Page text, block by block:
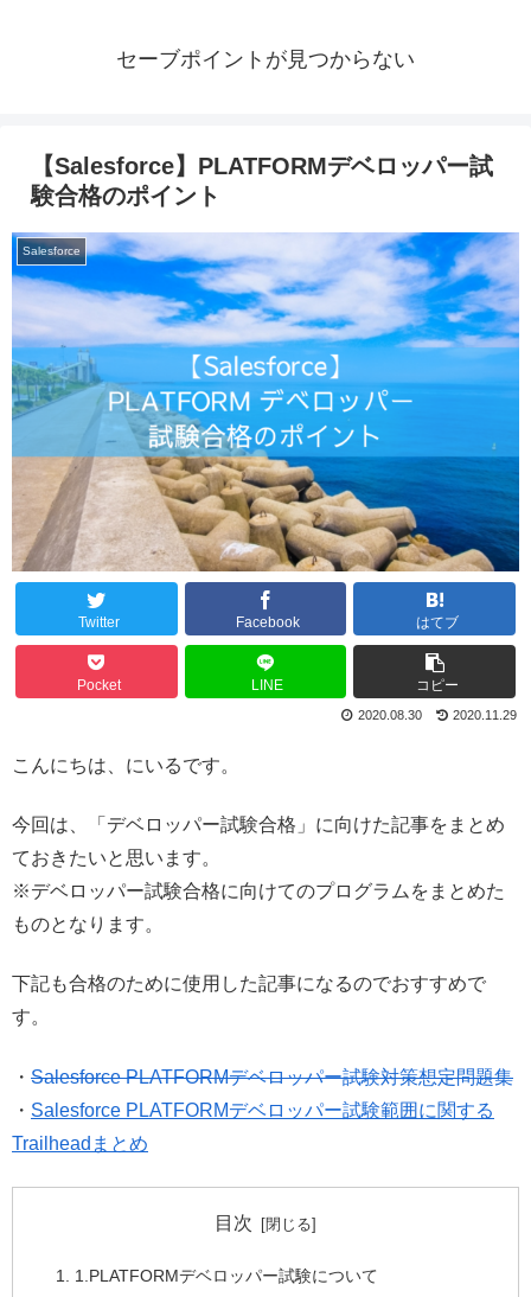
セーブポイントが見つからない
【Salesforce】PLATFORMデベロッパー試
験合格のポイント
Salesforce
Twitter Facebook はてブ
Pocket LINE コピー
2020.11.29
2020.08.30
こんにちは、にいるです。
今回は、「デベロッパー試験合格」に向けた記事をまとめ
ておきたいと思います。
※デベロッパー試験合格に向けてのプログラムをまとめた
ものとなります。
下記も合格のために使用した記事になるのでおすすめで
す。
・ Salesforce PLATFORMデベロッパー試験対策想定問題集
・ Salesforce PLATFORMデベロッパー試験範囲に関する
Trailheadまとめ
目次
1.PLATFORMデベロッパー試験について